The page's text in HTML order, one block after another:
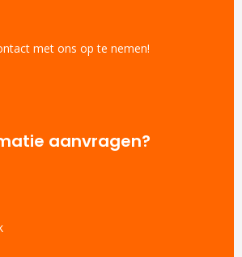
met ons op te nemen!
aanvragen?